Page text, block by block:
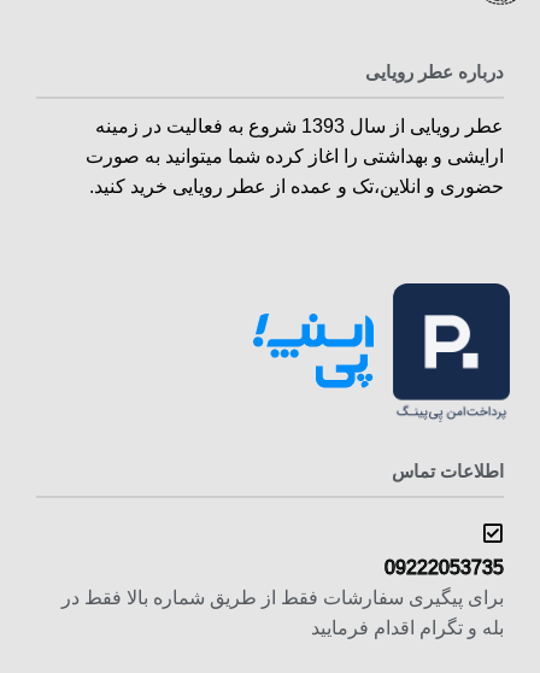
درباره عطر رویایی
عطر رویایی از سال 1393 شروع به فعالیت در زمینه
ارایشی و بهداشتی را اغاز کرده شما میتوانید به صورت
حضوری و انلاین،تک و عمده از عطر رویایی خرید کنید.
اطلاعات تماس
09222053735
برای پیگیری سفارشات فقط از طریق شماره بالا فقط در
بله و تگرام اقدام فرمایید